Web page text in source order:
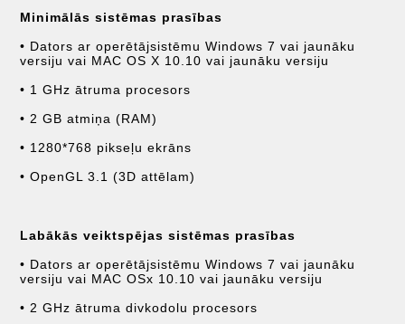
Minimālās sistēmas prasības
• Dators ar operētājsistēmu Windows 7 vai jaunāku
versiju vai MAC OS X 10.10 vai jaunāku versiju
• 1 GHz ātruma procesors
• 2 GB atmiņa (RAM)
• 1280*768 pikseļu ekrāns
• OpenGL 3.1 (3D attēlam)
Labākās veiktspējas sistēmas prasības
• Dators ar operētājsistēmu Windows 7 vai jaunāku
versiju vai MAC OSx 10.10 vai jaunāku versiju
• 2 GHz ātruma divkodolu procesors